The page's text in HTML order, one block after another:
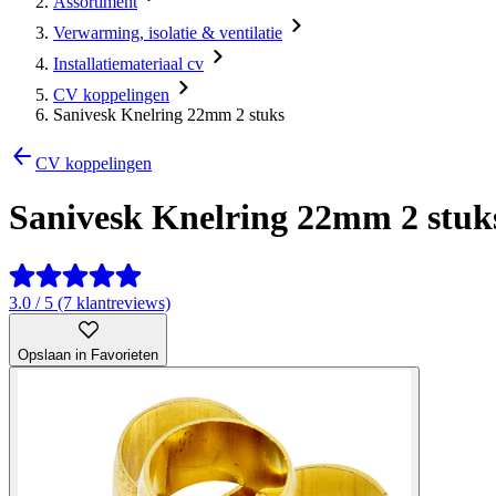
Verwarming, isolatie & ventilatie
Installatiemateriaal cv
CV koppelingen
Sanivesk Knelring 22mm 2 stuks
CV koppelingen
Sanivesk Knelring 22mm 2
3.0 / 5 (7 klantreviews)
Opslaan in Favorieten